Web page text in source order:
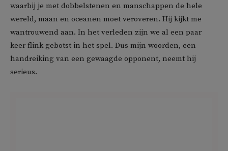
waarbij je met dobbelstenen en manschappen de hele
wereld, maan en oceanen moet veroveren. Hij kijkt me
wantrouwend aan. In het verleden zijn we al een paar
keer flink gebotst in het spel. Dus mijn woorden, een
handreiking van een gewaagde opponent, neemt hij
serieus.